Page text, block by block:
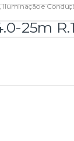
Iluminação e
25m